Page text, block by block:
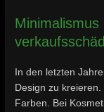
Minimalismus
In den letzten
Design zu
Farben. Bei